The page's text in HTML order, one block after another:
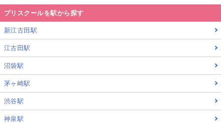
プリスクールを駅から探す
新江古田駅
江古田駅
沼袋駅
茅ヶ崎駅
渋谷駅
神泉駅